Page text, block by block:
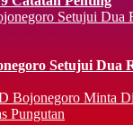
Setujui Dua